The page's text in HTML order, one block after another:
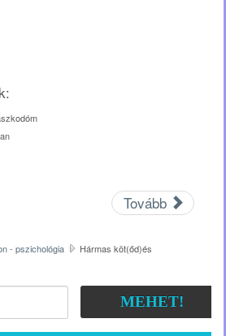
Tovább
- pszichológia Hármas köt(őd)és
MEHET!